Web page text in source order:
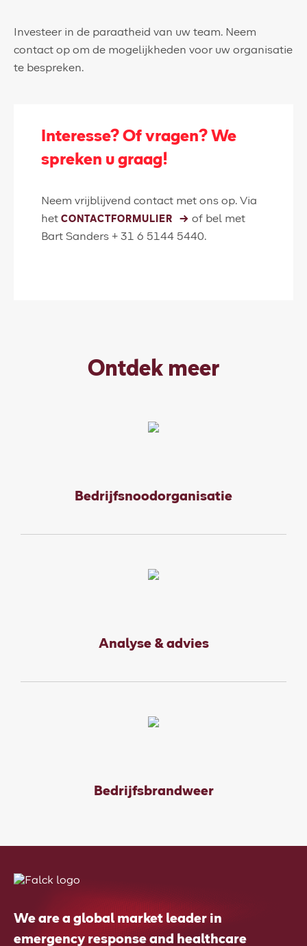
Investeer in de paraatheid van uw team. Neem
contact op om de mogelijkheden voor uw organisatie
te bespreken.
Interesse? Of vragen? We
spreken u graag!
Neem vrijblijvend contact met ons op. Via
het CONTACTFORMULIER
of bel met
Bart Sanders + 31 6 5144 5440.
Ontdek meer
Bedrijfsnoodorganisatie
Analyse & advies
Bedrijfsbrandweer
We are a global market leader in
emergency response and healthcare